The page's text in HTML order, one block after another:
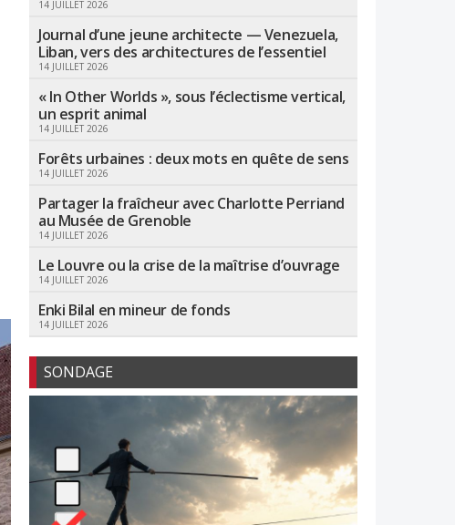
14 JUILLET 2026
Journal d’une jeune architecte — Venezuela,
Liban, vers des architectures de l’essentiel
14 JUILLET 2026
« In Other Worlds », sous l’éclectisme vertical,
un esprit animal
14 JUILLET 2026
Forêts urbaines : deux mots en quête de sens
14 JUILLET 2026
Partager la fraîcheur avec Charlotte Perriand
au Musée de Grenoble
14 JUILLET 2026
Le Louvre ou la crise de la maîtrise d’ouvrage
14 JUILLET 2026
Enki Bilal en mineur de fonds
14 JUILLET 2026
SONDAGE